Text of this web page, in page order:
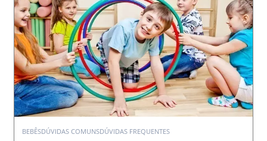
BEBÊSDÚVIDAS COMUNSDÚVIDAS FREQUENTES